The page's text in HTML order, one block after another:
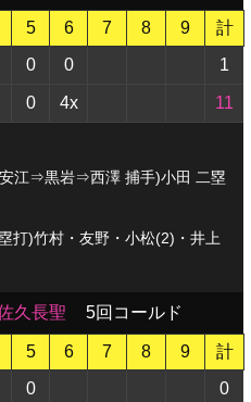
5 6 7 8 9
計
0 0 1
0 4x 11
江⇒黒岩⇒西澤 捕手)小田 二塁
打)竹村・友野・小松(2)・井上
久長聖 5回コールド
5 6 7 8 9
計
0 0